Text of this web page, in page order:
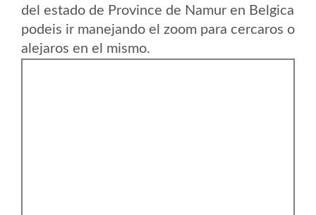
del estado de Province de Namur en Belgica
podeis ir manejando el zoom para cercaros o
alejaros en el mismo.